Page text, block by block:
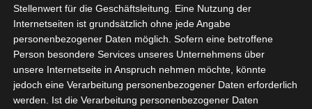
Gehe zu ...
Stellenwert für die Geschäftsleitung. Eine Nutzung der
Internetseiten ist grundsätzlich ohne jede Angabe
personenbezogener Daten möglich. Sofern eine betroffene
Person besondere Services unseres Unternehmens über
unsere Internetseite in Anspruch nehmen möchte, könnte
jedoch eine Verarbeitung personenbezogener Daten erforderlich
werden. Ist die Verarbeitung personenbezogener Daten